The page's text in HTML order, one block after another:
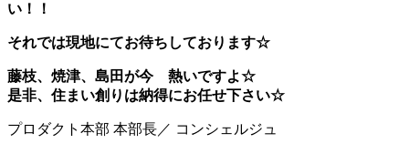
い！！
それでは現地にてお待ちしております☆
藤枝、焼津、島田が今 熱いですよ☆
是非、住まい創りは納得にお任せ下さい☆
プロダクト本部 本部長／ コンシェルジュ